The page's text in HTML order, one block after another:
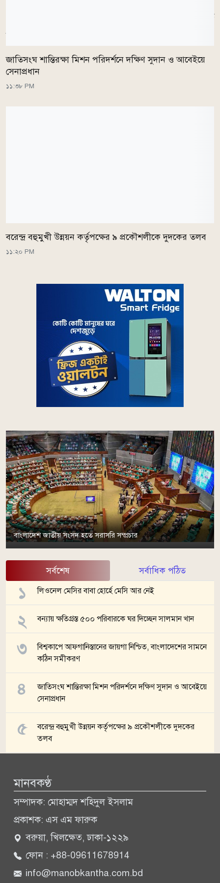
জাতিসংঘ শান্তিরক্ষা মিশন পরিদর্শনে দক্ষিণ সুদান ও আবেইয়ে
সেনাপ্রধান
১১:৩৮ PM
বরেন্দ্র বহুমুখী উন্নয়ন কর্তৃপক্ষের ৯ প্রকৌশলীকে দুদকের তলব
১১:২০ PM
বাংলাদেশ জাতীয় সংসদ হতে সরাসরি সম্প্রচার
সর্বশেষ সর্বাধিক পঠিত
লিওনেল মেসির বাবা হোর্হে মেসি আর নেই
বন্যায় ক্ষতিগ্রস্ত ৫০০ পরিবারকে ঘর দিচ্ছেন সালমান খান
বিশ্বকাপে আফগানিস্তানের জায়গা নিশ্চিত, বাংলাদেশের সামনে
কঠিন সমীকরণ
জাতিসংঘ শান্তিরক্ষা মিশন পরিদর্শনে দক্ষিণ সুদান ও আবেইয়ে
সেনাপ্রধান
বরেন্দ্র বহুমুখী উন্নয়ন কর্তৃপক্ষের ৯ প্রকৌশলীকে দুদকের
তলব
মানবকণ্ঠ
সম্পাদক: মোহাম্মদ শহিদুল ইসলাম
প্রকাশক: এস এম ফারুক
বরুয়া, খিলক্ষেত, ঢাকা-১২২৯
ফোন : +88-09611678914
info@manobkantha.com.bd